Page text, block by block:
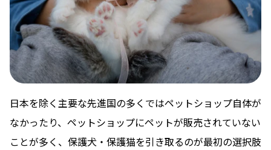
日本を除く主要な先進国の多くではペットショップ自体が
なかったり、ペットショップにペットが販売されていない
ことが多く、保護犬・保護猫を引き取るのが最初の選択肢